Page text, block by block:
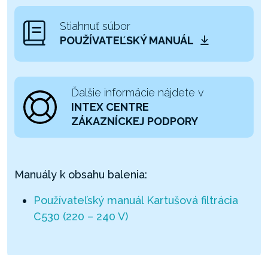
Stiahnuť súbor
POUŽÍVATEĽSKÝ MANUÁL
Ďalšie informácie nájdete v
INTEX CENTRE
ZÁKAZNÍCKEJ PODPORY
Manuály k obsahu balenia:
Používateľský manuál Kartušová filtrácia
C530 (220 – 240 V)